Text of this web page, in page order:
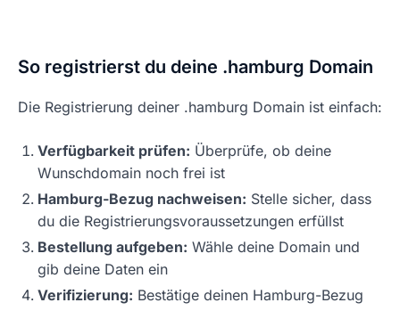
So registrierst du deine .hamburg Domain
Die Registrierung deiner .hamburg Domain ist einfach:
Verfügbarkeit prüfen: Überprüfe, ob deine
Wunschdomain noch frei ist
Hamburg-Bezug nachweisen: Stelle sicher, dass
du die Registrierungsvoraussetzungen erfüllst
Bestellung aufgeben: Wähle deine Domain und
gib deine Daten ein
Verifizierung: Bestätige deinen Hamburg-Bezug